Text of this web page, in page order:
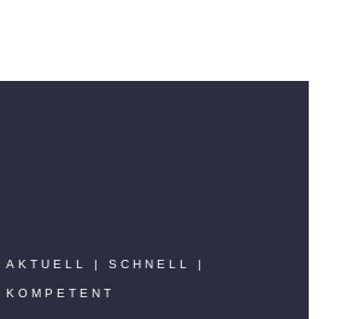
AKTUELL | SCHNELL |
KOMPETENT